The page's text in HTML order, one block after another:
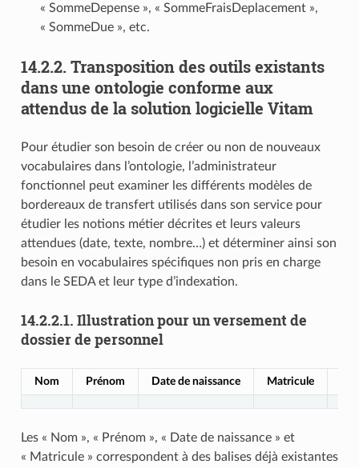
« SommeDepense », « SommeFraisDeplacement »,
« SommeDue », etc.
14.2.2. Transposition des outils existants
dans une ontologie conforme aux
attendus de la solution logicielle Vitam
Pour étudier son besoin de créer ou non de nouveaux
vocabulaires dans l’ontologie, l’administrateur
fonctionnel peut examiner les différents modèles de
bordereaux de transfert utilisés dans son service pour
étudier les notions métier décrites et leurs valeurs
attendues (date, texte, nombre…) et déterminer ainsi son
besoin en vocabulaires spécifiques non pris en charge
dans le SEDA et leur type d’indexation.
14.2.2.1. Illustration pour un versement de
dossier de personnel
Nom Prénom Date de naissance Matricule
Les « Nom », « Prénom », « Date de naissance » et
« Matricule » correspondent à des balises déjà existantes